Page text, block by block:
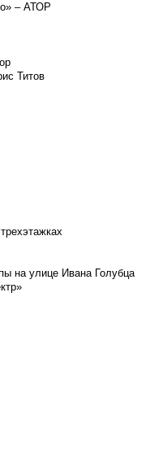
– АТОР
Титов
на улице Ивана Голубца